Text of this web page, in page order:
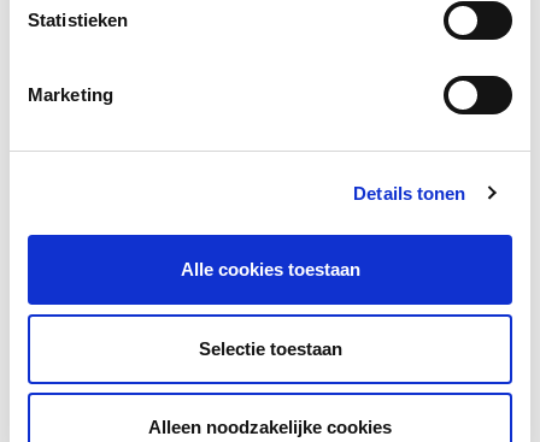
Statistieken
Marketing
Details tonen
Alle cookies toestaan
Selectie toestaan
Alleen noodzakelijke cookies
Maak je kennis met de materialen en
Hoe breid je de woordenschat van
woordenschat van kinderen op een natuurlijke
prentenboeken. Door het voorlezen bereidt
het kind ongemerkt zijn ervaringswereld uit en
neemt zijn woordenschat toe. De training bevat
praktische voorbeelden en lessen die direct te
De training bestaat uit drie bijeenkomsten van